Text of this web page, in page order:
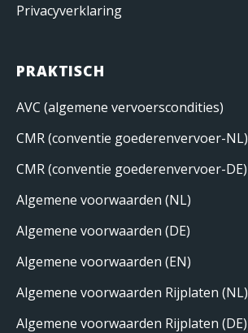
Privacyverklaring
PRAKTISCH
AVC (algemene vervoerscondities)
CMR (conventie goederenvervoer-NL)
CMR (conventie goederenvervoer-DE)
Algemene voorwaarden (NL)
Algemene voorwaarden (DE)
Algemene voorwaarden (EN)
Algemene voorwaarden Rijplaten (NL)
Algemene voorwaarden Rijplaten (DE)